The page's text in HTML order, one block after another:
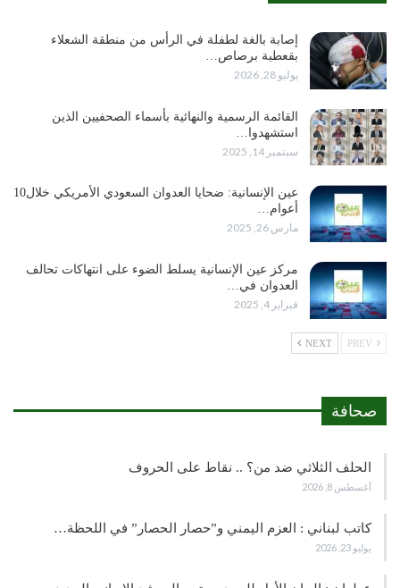
إصابة بالغة لطفلة في الرأس من منطقة الشعلاء
بقعطبة برصاص…
يوليو 28, 2026
القائمة الرسمية والنهائية بأسماء الصحفيين الذين
استشهدوا…
سبتمبر 14, 2025
عين الإنسانية: ضحايا العدوان السعودي الأمريكي خلال10
أعوام…
مارس 26, 2025
مركز عين الإنسانية يسلط الضوء على انتهاكات تحالف
العدوان في…
فبراير 4, 2025
NEXT
صحافة
الحلف الثلاثي ضد من؟ .. نقاط على الحروف
أغسطس 8, 2026
كاتب لبناني : العزم اليمني و”حصار الحصار” في اللحظة…
يوليو 23, 2026